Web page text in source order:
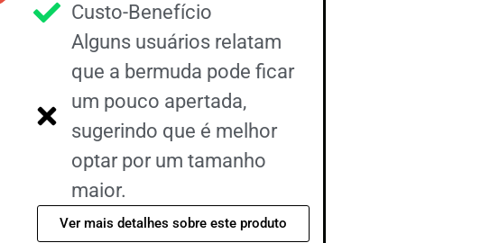
Custo-Benefício
Alguns usuários relatam
que a bermuda pode ficar
um pouco apertada,
sugerindo que é melhor
optar por um tamanho
maior.
Ver mais detalhes sobre este produto